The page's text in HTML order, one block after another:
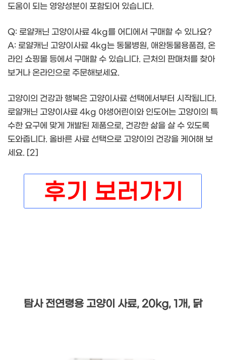
도움이 되는 영양성분이 포함되어 있습니다.
Q: 로얄캐닌 고양이사료 4kg를 어디에서 구매할 수 있나요?
A: 로얄캐닌 고양이사료 4kg는 동물병원, 애완동물용품점, 온
라인 쇼핑몰 등에서 구매할 수 있습니다. 근처의 판매처를 찾아
보거나 온라인으로 주문해보세요.
고양이의 건강과 행복은 고양이사료 선택에서부터 시작됩니다.
로얄캐닌 고양이사료 4kg 야생어린이와 인도어는 고양이의 특
수한 요구에 맞게 개발된 제품으로, 건강한 삶을 살 수 있도록
도와줍니다. 올바른 사료 선택으로 고양이의 건강을 케어해 보
세요. [2]
탐사 전연령용 고양이 사료, 20kg, 1개, 닭